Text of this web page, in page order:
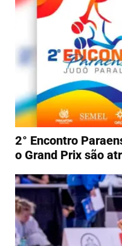
2° Encontro
o Grand Prix são